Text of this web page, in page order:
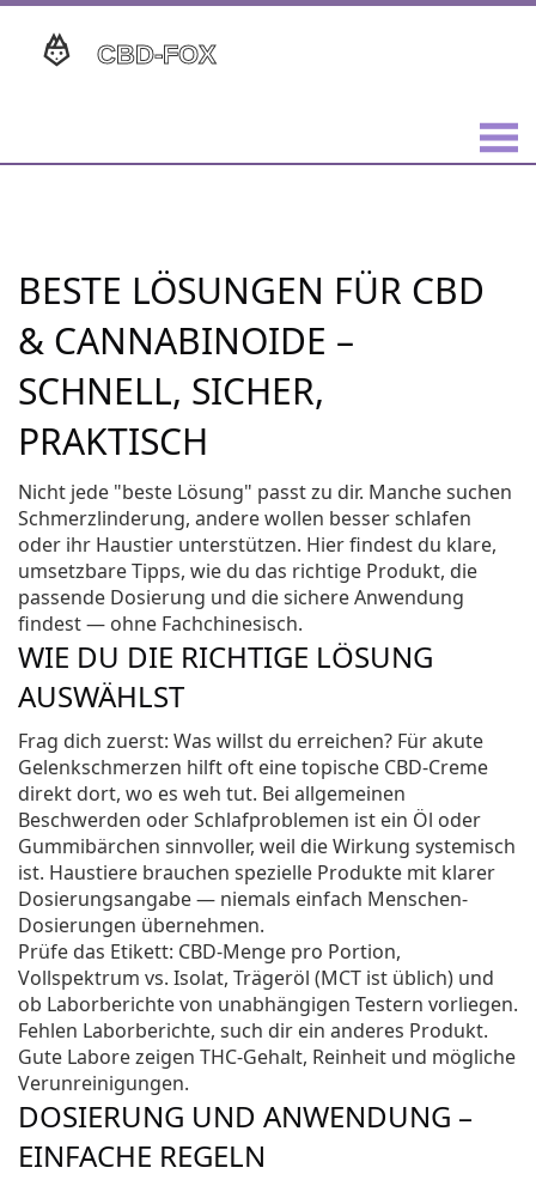
BESTE LÖSUNGEN FÜR CBD
& CANNABINOIDE –
SCHNELL, SICHER,
PRAKTISCH
Nicht jede "beste Lösung" passt zu dir. Manche suchen
Schmerzlinderung, andere wollen besser schlafen
oder ihr Haustier unterstützen. Hier findest du klare,
umsetzbare Tipps, wie du das richtige Produkt, die
passende Dosierung und die sichere Anwendung
findest — ohne Fachchinesisch.
WIE DU DIE RICHTIGE LÖSUNG
AUSWÄHLST
Frag dich zuerst: Was willst du erreichen? Für akute
Gelenkschmerzen hilft oft eine topische CBD-Creme
direkt dort, wo es weh tut. Bei allgemeinen
Beschwerden oder Schlafproblemen ist ein Öl oder
Gummibärchen sinnvoller, weil die Wirkung systemisch
ist. Haustiere brauchen spezielle Produkte mit klarer
Dosierungsangabe — niemals einfach Menschen-
Dosierungen übernehmen.
Prüfe das Etikett: CBD-Menge pro Portion,
Vollspektrum vs. Isolat, Trägeröl (MCT ist üblich) und
ob Laborberichte von unabhängigen Testern vorliegen.
Fehlen Laborberichte, such dir ein anderes Produkt.
Gute Labore zeigen THC-Gehalt, Reinheit und mögliche
Verunreinigungen.
DOSIERUNG UND ANWENDUNG –
EINFACHE REGELN